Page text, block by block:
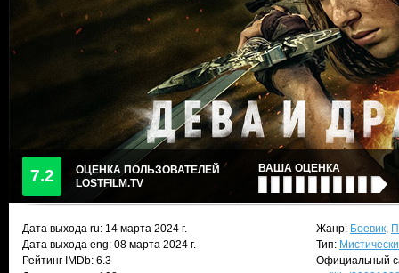
7.2
ОЦЕНКА ПОЛЬЗОВАТЕЛЕЙ
LOSTFILM.TV
ВАША ОЦЕНКА
Дата выхода ru: 14 марта 2024 г.
Дата выхода eng: 08 марта 2024 г.
Рейтинг IMDb: 6.3
Жанр: Боевик,
Тип:
Официальный